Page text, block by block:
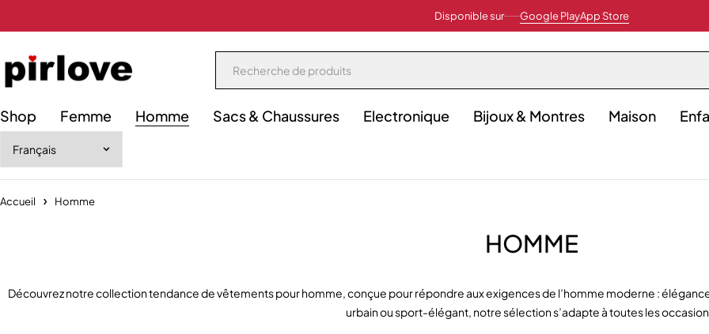
Disponible sur Google PlayApp Store
Shop Femme Homme Sacs & Chaussures Electronique Bijoux & Montres Maison
Accueil Homme
HOMME
Découvrez notre collection tendance de vêtements pour homme, conçue pour répondre aux exigences de l’homme moderne :
urbain ou sport-élégant, notre sélection s’adapte à toutes les